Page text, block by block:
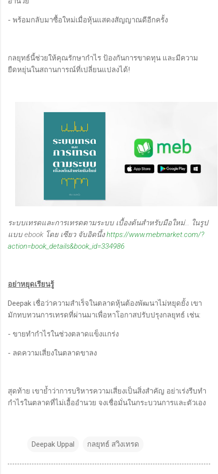
- พร้อมกลับมาซื้อใหม่เมื่อหุ้นแสดงสัญญาณดีอีกครั้ง
กลยุทธ์นี้ช่วยให้คุณรักษากำไร ป้องกันการขาดทุน และมีความ
ยืดหยุ่นในสถานการณ์ที่เปลี่ยนแปลงได้!
ระบบเทรดและการเทรดตามระบบ เบื้องต้นสำหรับมือใหม่... ในรูป
แบบ ebook โดย เซียว จับอิดนึ้งhttps://www.mebmarket.com/?
action=book_details&book_id=334986
อย่าหยุดเรียนรู้
Deepak เชื่อว่าความสำเร็จในตลาดหุ้นต้องพัฒนาไม่หยุดยั้ง เขา
มักทบทวนการเทรดที่ผ่านมาเพื่อหาโอกาสปรับปรุงกลยุทธ์ เช่น:
- ขายทำกำไรในช่วงตลาดแข็งแกร่ง
- ลดความเสี่ยงในตลาดขาลง
สุดท้าย เขาย้ำว่าการบริหารความเสี่ยงเป็นสิ่งสำคัญ อย่าเร่งรีบทำ
กำไรในตลาดที่ไม่เอื้ออำนวย จงเชื่อมั่นในกระบวนการและตัวเอง
Deepak Uppal กลยุทธ์ สวิงเทรด